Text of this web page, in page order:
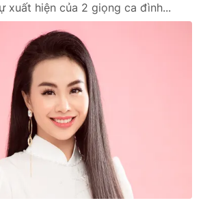
Shorts video
VTV Thể thao
Bất động sản
Tấm lòng Việt
Vươn mình bằng AI
xuất hiện của 2 giọng ca đình...